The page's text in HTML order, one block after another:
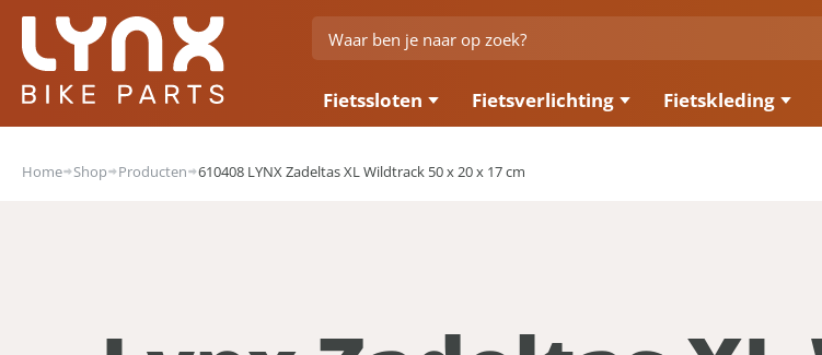
Fietssloten Fietsverlichting Fietskleding
Home Shop Producten 610408 LYNX Zadeltas XL Wildtrack 50 x 20 x 17 cm